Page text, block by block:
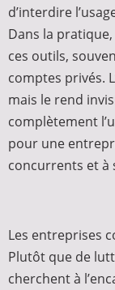
d’interdire
Dans la
ces outils,
comptes privés.
mais le rend
complètement
pour une
concurrents et
Les entreprises
Plutôt que de
cherchent à